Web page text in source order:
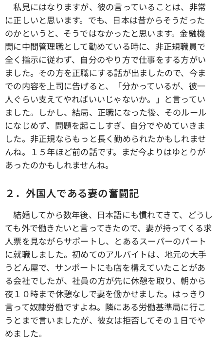
私見にはなりますが、彼の言っていることは、非常
に正しいと思います。でも、日本は昔からそうだった
のかというと、そうではなかったと思います。金融機
関に中間管理職として勤めている時に、非正規職員で
全く指示に従わず、自分のやり方で仕事をする方がい
ました。その方を正職にする話が出ましたので、今ま
での内容を上司に告げると、「分かっているが、彼一
人ぐらい支えてやればいいじゃないか。」と言ってい
ました。しかし、結局、正職になった後、そのルール
になじめず、問題を起こしすぎ、自分でやめていきま
した。非正規ならもっと長く勤められたかもしれませ
んね。１５年ほど前の話です。まだ今よりはゆとりが
あったのかもしれませんね。
２．外国人である妻の奮闘記
結婚してから数年後、日本語にも慣れてきて、どうし
ても外で働きたいと言ってきたので、妻が持ってくる求
人票を見ながらサポートし、とあるスーパーのパート
に就職しました。初めてのアルバイトは、地元の大手
うどん屋で、サンポートにも店を構えていたことがあ
る会社でしたが、社員の方が先に休憩を取り、朝から
夜１０時まで休憩なしで妻を働かせました。はっきり
言って奴隷労働ですよね。隣にある労働基準局に行こ
うとまで言いましたが、彼女は拒否してその１日でや
めました。